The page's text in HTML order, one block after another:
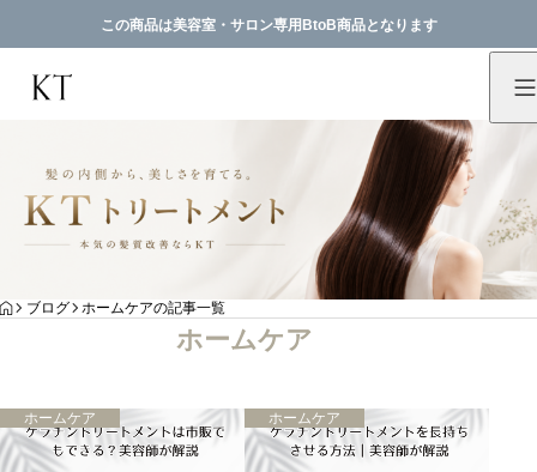
この商品は美容室・サロン専用BtoB商品となります
HOME
ブログ ホームケアの記事一覧
ホームケア
ホームケア ホームケア